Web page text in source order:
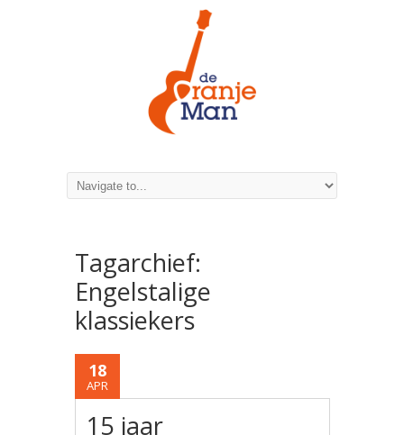
Tagarchief:
Engelstalige
klassiekers
18
APR
15 jaar